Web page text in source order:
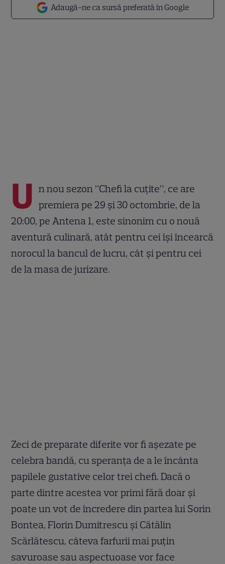
Adaugă-ne ca sursă preferată în Google
U n nou sezon ”Chefi la cuțite”, ce are
premiera pe 29 și 30 octombrie, de la
20:00, pe Antena 1, este sinonim cu o nouă
aventură culinară, atât pentru cei își încearcă
norocul la bancul de lucru, cât și pentru cei
de la masa de jurizare.
Zeci de preparate diferite vor fi așezate pe
celebra bandă, cu speranța de a le încânta
papilele gustative celor trei chefi. Dacă o
parte dintre acestea vor primi fără doar și
poate un vot de încredere din partea lui Sorin
Bontea, Florin Dumitrescu și Cătălin
Scărlătescu, câteva farfurii mai puțin
savuroase sau aspectuoase vor face